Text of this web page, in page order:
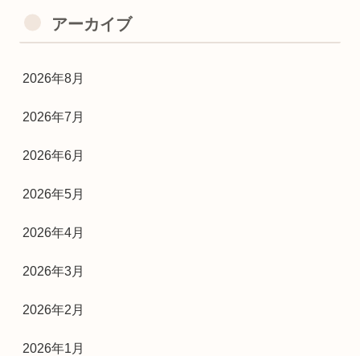
アーカイブ
2026年8月
2026年7月
2026年6月
2026年5月
2026年4月
2026年3月
2026年2月
2026年1月